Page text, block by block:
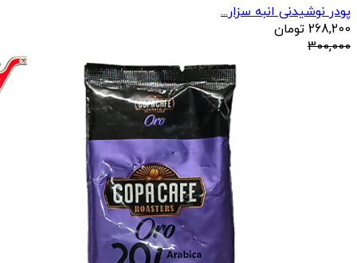
پودر نوشیدنی انبه سزار...
268,200 تومان
300,000